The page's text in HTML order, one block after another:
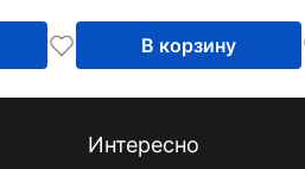
чтению
В корзину
Интересно